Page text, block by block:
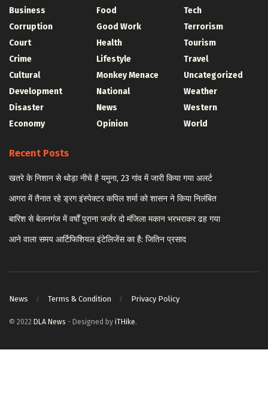
Business
Corruption
Court
Crime
Cultural
Development
Disaster
Economy
Food
Good Work
Health
Lifestyle
Monkey Menace
National
News
Opinion
Tech
Terrorism
Tourism
Travel
Uncategorized
Weather
Western
World
Recent Posts
खतरे के निशान से थोड़ा नीचे है यमुना, 23 गांव में जारी किया गया अलर्ट
आगरा में तैनात रहे ड्रग इंस्पेक्टर कपिल शर्मा को शासन ने किया निलंबित
बारिश से बेलनगंज में वर्षों पुराना जर्जर दो मंजिला मकान भरभराकर ढह गया
आने वाला समय आर्टिफिशियल इंटेलिजेंस का है: जितिन प्रसाद
News Terms & Condition Privacy Policy
© 2022 DLA News - Designed by iTHike.